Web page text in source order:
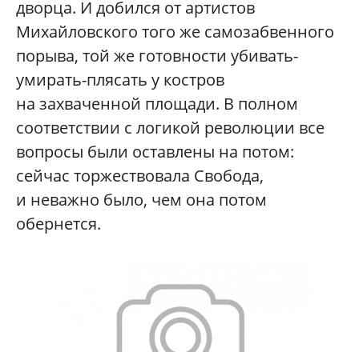
дворца. И добился от артистов
Михайловского того же самозабвенного
порыва, той же готовности убивать-
умирать-плясать у костров
на захваченной площади. В полном
соответствии с логикой революции все
вопросы были оставлены на потом:
сейчас торжествовала Свобода,
и неважно было, чем она потом
обернется.